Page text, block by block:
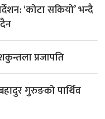
‘कोटा सकियो’ भन्दै
प्रजापति
गुरुङको पार्थिव